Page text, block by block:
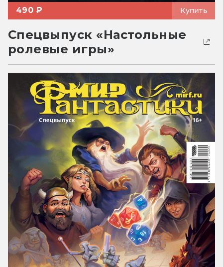
490 ₽ Купить
Спецвыпуск «Настольные
ролевые игры»